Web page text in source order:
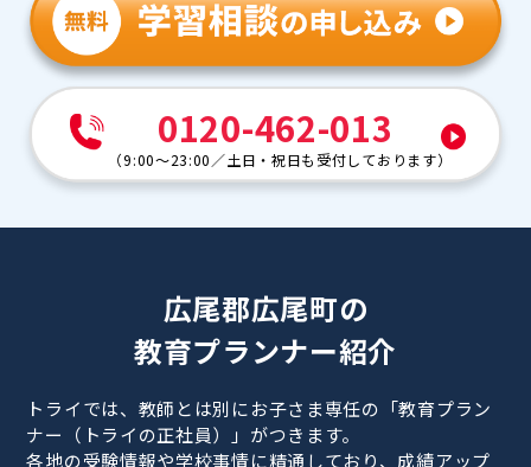
0120-462-013
（9:00～23:00 ／土日・祝日も受付しております）
広尾郡広尾町の
教育プランナー紹介
トライでは、教師とは別にお子さま専任の「教育プラン
ナー（トライの正社員）」がつきます。
各地の受験情報や学校事情に精通しており、成績アップ